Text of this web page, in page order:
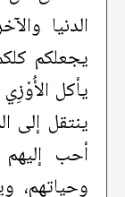
الدنيا
يجعلكم
يأكل
ينتقل إلى
أحب
وحياتهم،